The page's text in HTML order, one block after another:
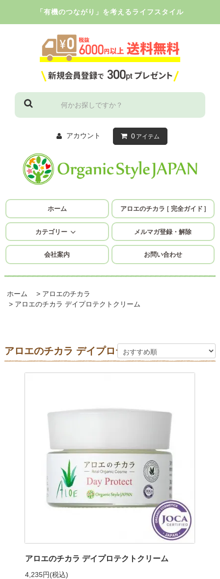
「有機のつながり」を考えるライフスタイル
アカウント 0 アイテム
ホーム アロエのチカラ［完全ガイド］
カテゴリー メルマガ登録・解除
会社案内 お問い合わせ
ホーム > アロエのチカラ
> アロエのチカラ デイプロテクトクリーム
アロエのチカラ デイプロテクトクリーム
アロエのチカラ デイプロテクトクリーム
4,235円(税込)